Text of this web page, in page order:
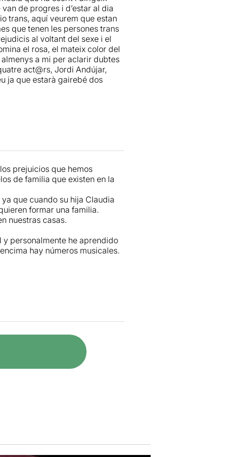
cançons adaptades a la
que permet comprendre el
violència que, sense mala fe
Durant poc més d’una hora
sens dubte, acaba
de progres i d’estar al dia
trans, aquí veurem que estan
que tenen les persones trans
al voltant del sexe i el
el rosa, el mateix color del
a mi per aclarir dubtes
act@rs, Jordi Andújar,
ja que estarà gairebé dos
prejuicios que hemos
de familia que existen en la
que cuando su hija Claudia
formar una familia.
nuestras casas.
personalmente he aprendido
hay números musicales.